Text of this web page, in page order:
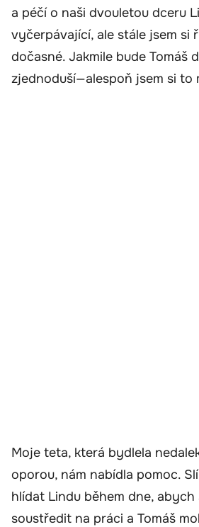
a péčí o naši dvouletou dceru
vyčerpávající, ale stále jsem si
dočasné. Jakmile bude Tomáš
zjednoduší—alespoň jsem si to
Moje teta, která bydlela
oporou, nám nabídla pomoc.
hlídat Lindu během dne, abych
soustředit na práci a Tomáš